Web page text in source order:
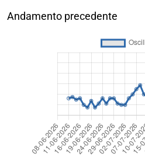
Andamento precedente